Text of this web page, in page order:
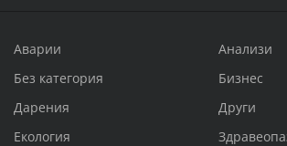
Аварии
Анализи
Без категория
Бизнес
Дарения
Други
Екология